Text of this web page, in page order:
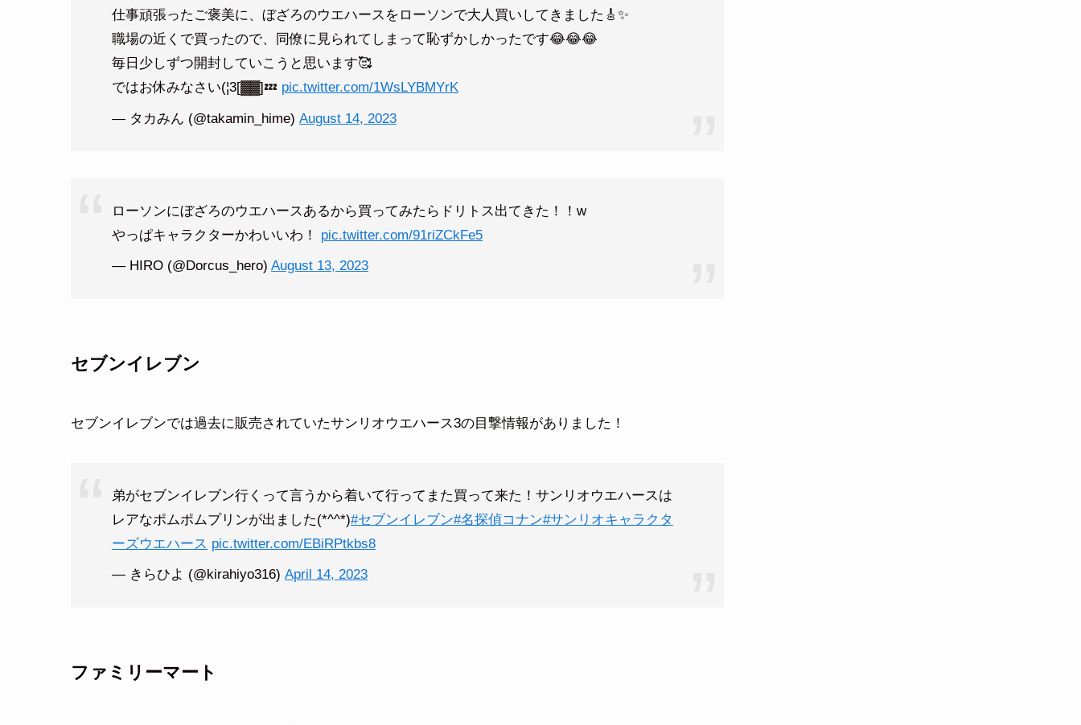
仕事頑張ったご褒美に、ぼざろのウエハースをローソンで大人買いしてきました🎸✨
職場の近くで買ったので、同僚に見られてしまって恥ずかしかったです😂😂😂
毎日少しずつ開封していこうと思います🥰
ではお休みなさい(¦3[▓▓]💤 pic.twitter.com/1WsLYBMYrK
— タカみん (@takamin_hime) August 14, 2023
ローソンにぼざろのウエハースあるから買ってみたらドリトス出てきた！！w
やっぱキャラクターかわいいわ！ pic.twitter.com/91riZCkFe5
— HIRO (@Dorcus_hero) August 13, 2023
セブンイレブン
セブンイレブンでは過去に販売されていたサンリオウエハース3の目撃情報がありました！
弟がセブンイレブン行くって言うから着いて行ってまた買って来た！サンリオウエハースは
レアなポムポムプリンが出ました(*^^*)#セブンイレブン#名探偵コナン#サンリオキャラクタ
ーズウエハース pic.twitter.com/EBiRPtkbs8
— きらひよ (@kirahiyo316) April 14, 2023
ファミリーマート